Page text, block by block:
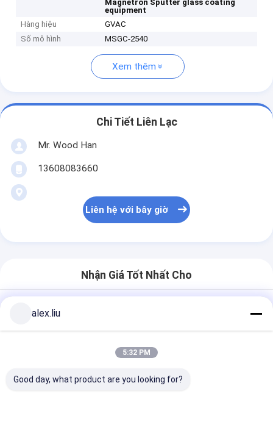
Magnetron Sputter glass coating
equipment
Hàng hiệu
GVAC
Số mô hình
MSGC-2540
Xem thêm
Chi Tiết Liên Lạc
Mr. Wood Han
13608083660
Liên hệ với bây giờ
Nhận Giá Tốt Nhất Cho
alex.liu
5:32 PM
Good day, what product are you looking for?